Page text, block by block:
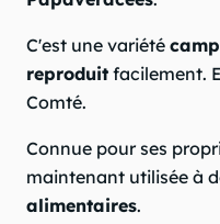
C'est une variété
reproduit facilement.
Comté.
Connue pour ses
maintenant utilisée à
alimentaires.